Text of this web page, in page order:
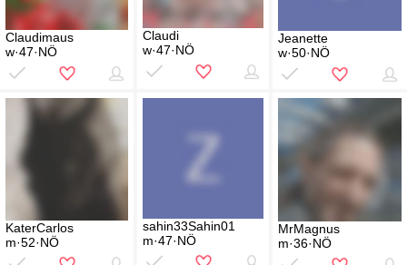
Claudimaus
w·47·NÖ
Claudi
w·47·NÖ
Jeanette
w·50·NÖ
KaterCarlos
m·52·NÖ
sahin33Sahin01
m·47·NÖ
MrMagnus
m·36·NÖ